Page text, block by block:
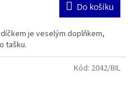
Do košíku
je veselým doplňkem,
tašku.
Kód: 2042/BIL